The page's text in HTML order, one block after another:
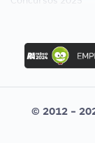
Concurso Ibama
Concurso MPU
Editais publicados
CONCURSOS POR
© 2012 -